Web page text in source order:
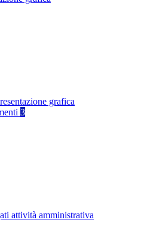
grafica
3
attività amministrativa